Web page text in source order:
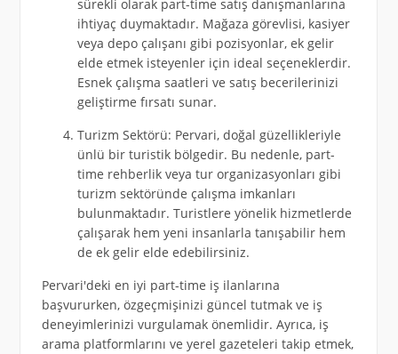
sürekli olarak part-time satış danışmanlarına
ihtiyaç duymaktadır. Mağaza görevlisi, kasiyer
veya depo çalışanı gibi pozisyonlar, ek gelir
elde etmek isteyenler için ideal seçeneklerdir.
Esnek çalışma saatleri ve satış becerilerinizi
geliştirme fırsatı sunar.
Turizm Sektörü: Pervari, doğal güzellikleriyle
ünlü bir turistik bölgedir. Bu nedenle, part-
time rehberlik veya tur organizasyonları gibi
turizm sektöründe çalışma imkanları
bulunmaktadır. Turistlere yönelik hizmetlerde
çalışarak hem yeni insanlarla tanışabilir hem
de ek gelir elde edebilirsiniz.
Pervari'deki en iyi part-time iş ilanlarına
başvururken, özgeçmişinizi güncel tutmak ve iş
deneyimlerinizi vurgulamak önemlidir. Ayrıca, iş
arama platformlarını ve yerel gazeteleri takip etmek,